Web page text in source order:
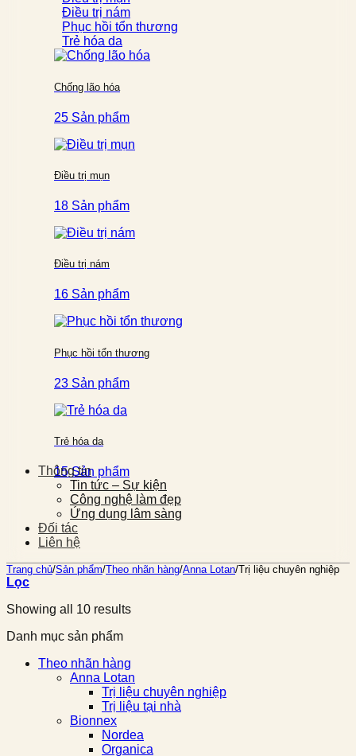
Điều trị nám
Phục hồi tổn thương
Trẻ hóa da
Chống lão hóa
25 Sản phẩm
Điều trị mụn
18 Sản phẩm
Điều trị nám
16 Sản phẩm
Phục hồi tổn thương
23 Sản phẩm
Trẻ hóa da
15 Sản phẩm
Thông tin
Tin tức – Sự kiện
Công nghệ làm đẹp
Ứng dụng lâm sàng
Đối tác
Liên hệ
Trang chủ/Sản phẩm/Theo nhãn hàng/Anna Lotan/Trị liệu chuyên nghiệp
Lọc
Showing all 10 results
Danh mục sản phẩm
Theo nhãn hàng
Anna Lotan
Trị liệu chuyên nghiệp
Trị liệu tại nhà
Bionnex
Nordea
Organica